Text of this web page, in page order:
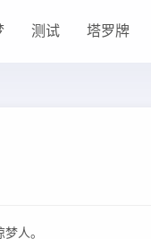
测试 塔罗牌
人。